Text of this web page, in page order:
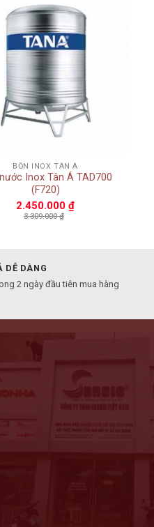
BỒN INOX TÂN Á
Inox Tân Á TAD700
(F720)
2.450.000 ₫
3.309.000₫
DỄ DÀNG
2 ngày đầu tiên mua hàng